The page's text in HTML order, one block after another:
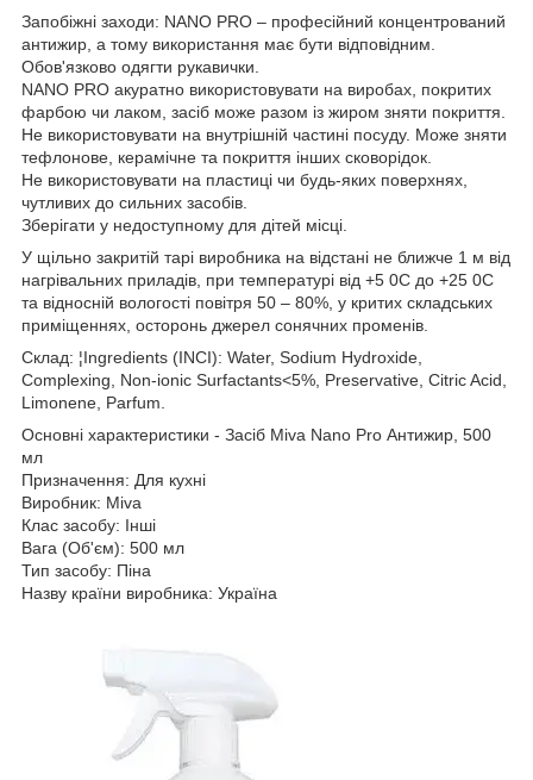
Запобіжні заходи: NANO PRO – професійний концентрований
антижир, а тому використання має бути відповідним.
Обов'язково одягти рукавички.
NANO PRO акуратно використовувати на виробах, покритих
фарбою чи лаком, засіб може разом із жиром зняти покриття.
Не використовувати на внутрішній частині посуду. Може зняти
тефлонове, керамічне та покриття інших сковорідок.
Не використовувати на пластиці чи будь-яких поверхнях,
чутливих до сильних засобів.
Зберігати у недоступному для дітей місці.
У щільно закритій тарі виробника на відстані не ближче 1 м від
нагрівальних приладів, при температурі від +5 0С до +25 0С
та відносній вологості повітря 50 – 80%, у критих складських
приміщеннях, осторонь джерел сонячних променів.
Склад: ¦Ingredients (INCI): Water, Sodium Hydroxide,
Complexing, Non-ionic Surfactants<5%, Preservative, Citric Acid,
Limonene, Parfum.
Основні характеристики - Засіб Miva Nano Pro Антижир, 500
мл
Призначення: Для кухні
Виробник: Miva
Клас засобу: Інші
Вага (Об'єм): 500 мл
Тип засобу: Піна
Назву країни виробника: Україна